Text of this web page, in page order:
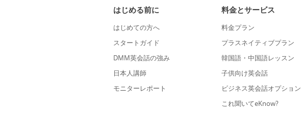
はじめる前に
はじめての方へ
スタートガイド
DMM英会話の強み
日本人講師
モニターレポート
料金とサービス
料金プラン
プラスネイティブプラン
韓国語・中国語レッスン
子供向け英会話
ビジネス英会話オプション
これ聞いてeKnow?